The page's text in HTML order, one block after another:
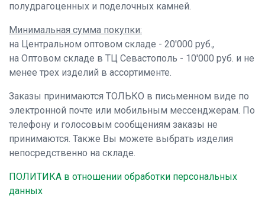
полудрагоценных и поделочных камней.
Минимальная сумма покупки:
на Центральном оптовом складе - 20'000 руб.,
на Оптовом складе в ТЦ Севастополь - 10'000 руб. и не
менее трех изделий в ассортименте.
Заказы принимаются ТОЛЬКО в письменном виде по
электронной почте или мобильным мессенджерам. По
телефону и голосовым сообщениям заказы не
принимаются. Также Вы можете выбрать изделия
непосредственно на складе.
ПОЛИТИКА в отношении обработки персональных
данных